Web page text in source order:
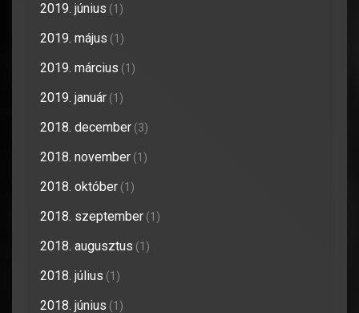
2019. június (1)
2019. május (1)
2019. március (1)
2019. január (1)
2018. december (3)
2018. november (1)
2018. október (1)
2018. szeptember (1)
2018. augusztus (1)
2018. július (1)
2018. június (1)